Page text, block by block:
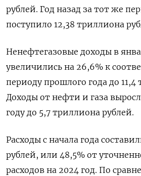
рублей. Год назад за тот же
поступило 12,38 триллиона
Ненефтегазовые доходы в
увеличились на 26,6% к
периоду прошлого года до 11,4
Доходы от нефти и газа
году до 5,7 триллиона рублей.
Расходы с начала года
рублей, или 48,5% от
расходов на 2024 год. По